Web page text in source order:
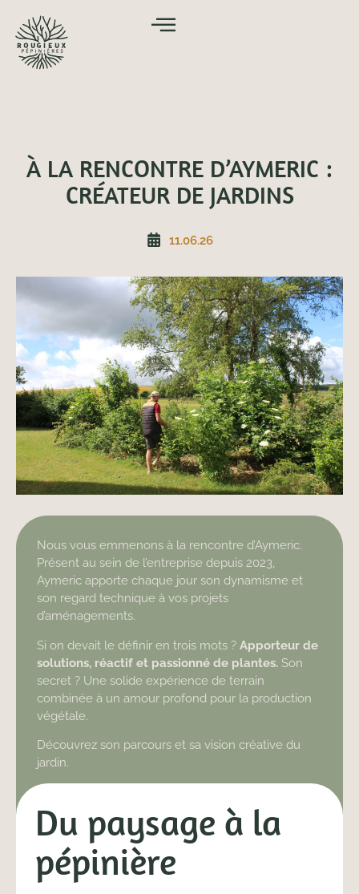
À LA RENCONTRE D’AYMERIC :
CRÉATEUR DE JARDINS
11.06.26
Nous vous emmenons à la rencontre d’Aymeric.
Présent au sein de l’entreprise depuis 2023,
Aymeric apporte chaque jour son dynamisme et
son regard technique à vos projets
d’aménagements.
Si on devait le définir en trois mots ? Apporteur de
solutions, réactif et passionné de plantes. Son
secret ? Une solide expérience de terrain
combinée à un amour profond pour la production
végétale.
Découvrez son parcours et sa vision créative du
jardin.
Du paysage à la
pépinière